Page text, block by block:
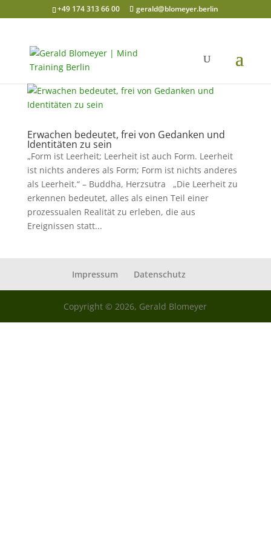
+49 174 313 66 00 gerald@blomeyer.berlin
Erwachen bedeutet, frei von Gedanken und
Identitäten zu sein
„Form ist Leerheit; Leerheit ist auch Form. Leerheit
ist nichts anderes als Form; Form ist nichts anderes
als Leerheit.“ – Buddha, Herzsutra „Die Leerheit zu
erkennen bedeutet, alles als einen Teil einer
prozessualen Realität zu erleben, die aus
Ereignissen statt...
Impressum Datenschutz
Copyright © 2026, Gerald Blomeyer